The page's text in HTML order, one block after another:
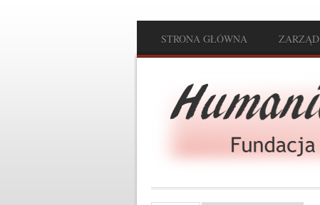
Main menu
STRONA GŁÓWNA ZARZĄD